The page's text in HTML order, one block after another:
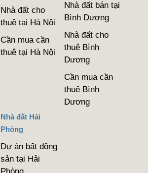
Nhà đất cho
thuê tại Hà Nội
Cần mua cần
thuê tại Hà Nội
Nhà đất bán tại
Bình Dương
Nhà đất cho
thuê Bình
Dương
Cần mua cần
thuê Bình
Dương
Nhà đất Hải
Phòng
Dự án bất động
sản tại Hải